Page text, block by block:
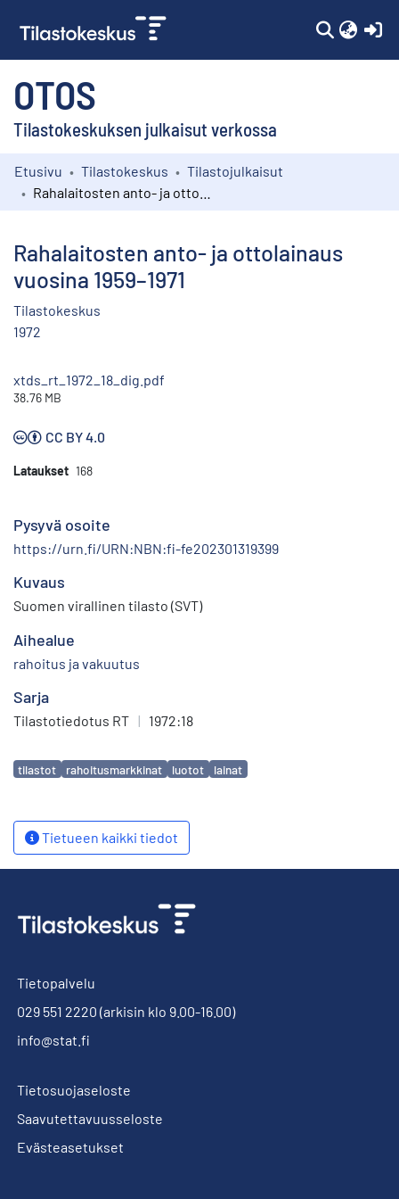
OTOS
Tilastokeskuksen julkaisut verkossa
Kokoelmat
Etusivu Tilastokeskus
Tilastojulkaisut
Rahalaitosten anto- ja ottolainaus
vuosina 1959–1971
Tilastokeskus
1972
xtds_rt_1972_18_dig.pdf
38.76 MB
CC BY 4.0
Lataukset 168
Pysyvä osoite
https://urn.fi/URN:NBN:fi-fe202301319399
Kuvaus
Suomen virallinen tilasto (SVT)
Aihealue
rahoitus ja vakuutus
Sarja
Tilastotiedotus RT | 1972:18
Avainsanat
tilastot rahoitusmarkkinat luotot lainat
Tietueen kaikki tiedot
Tietopalvelu
029 551 2220 (arkisin klo 9.00-16.00)
info@stat.fi
Tietosuojaseloste
Saavutettavuusseloste
Evästeasetukset